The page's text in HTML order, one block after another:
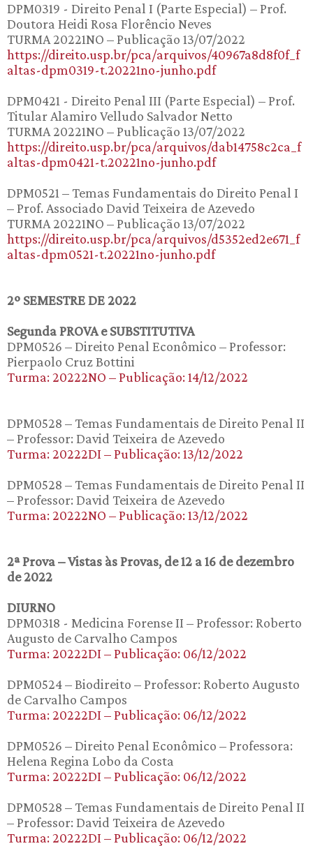
DPM0319 - Direito Penal I (Parte Especial) – Prof.
Doutora Heidi Rosa Florêncio Neves
TURMA 20221NO – Publicação 13/07/2022
https://direito.usp.br/pca/arquivos/40967a8d8f0f_f
altas-dpm0319-t.20221no-junho.pdf
DPM0421 - Direito Penal III (Parte Especial) – Prof.
Titular Alamiro Velludo Salvador Netto
TURMA 20221NO – Publicação 13/07/2022
https://direito.usp.br/pca/arquivos/dab14758c2ca_f
altas-dpm0421-t.20221no-junho.pdf
DPM0521 – Temas Fundamentais do Direito Penal I
– Prof. Associado David Teixeira de Azevedo
TURMA 20221NO – Publicação 13/07/2022
https://direito.usp.br/pca/arquivos/d5352ed2e671_f
altas-dpm0521-t.20221no-junho.pdf
2º SEMESTRE DE 2022
Segunda PROVA e SUBSTITUTIVA
DPM0526 – Direito Penal Econômico – Professor:
Pierpaolo Cruz Bottini
Turma: 20222NO – Publicação: 14/12/2022
DPM0528 – Temas Fundamentais de Direito Penal II
– Professor: David Teixeira de Azevedo
Turma: 20222DI – Publicação: 13/12/2022
DPM0528 – Temas Fundamentais de Direito Penal II
– Professor: David Teixeira de Azevedo
Turma: 20222NO – Publicação: 13/12/2022
2ª Prova – Vistas às Provas, de 12 a 16 de dezembro
de 2022
DIURNO
DPM0318 - Medicina Forense II – Professor: Roberto
Augusto de Carvalho Campos
Turma: 20222DI – Publicação: 06/12/2022
DPM0524 – Biodireito – Professor: Roberto Augusto
de Carvalho Campos
Turma: 20222DI – Publicação: 06/12/2022
DPM0526 – Direito Penal Econômico – Professora:
Helena Regina Lobo da Costa
Turma: 20222DI – Publicação: 06/12/2022
DPM0528 – Temas Fundamentais de Direito Penal II
– Professor: David Teixeira de Azevedo
Turma: 20222DI – Publicação: 06/12/2022